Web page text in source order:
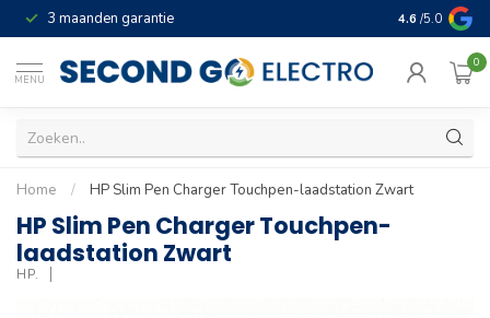
3 maanden garantie Geld terug
4.6 /5.0
MENU
0
Home / HP Slim Pen Charger Touchpen-laadstation Zwart
HP Slim Pen Charger Touchpen-
laadstation Zwart
HP.